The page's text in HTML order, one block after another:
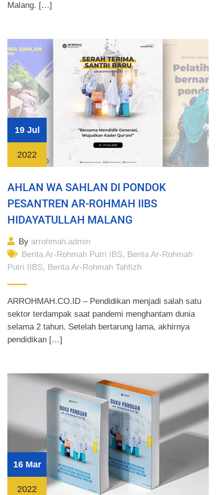
Malang. […]
19 Jul
2022
AHLAN WA SAHLAN DI PONDOK
PESANTREN AR-ROHMAH IIBS
HIDAYATULLAH MALANG
By arrohmah.admin
Berita Ar-Rohmah Putri IBS, Berita Ar-Rohmah
Putri IIBS, Berita Ar-Rohmah Tahfizh
ARROHMAH.CO.ID – Pendidikan menjadi salah satu
sektor terdampak saat pandemi menghantam dunia
selama 2 tahun. Setelah bertarung lama, akhirnya
pendidikan […]
16 Mar
2022